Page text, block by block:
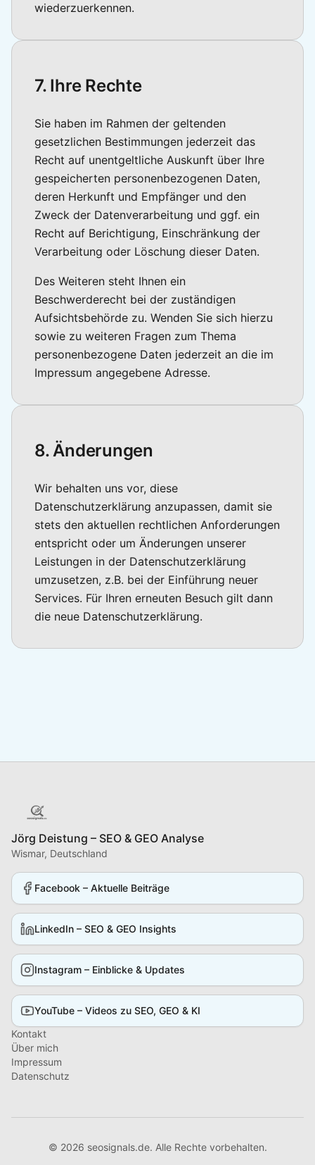
wiederzuerkennen.
7. Ihre Rechte
Sie haben im Rahmen der geltenden
gesetzlichen Bestimmungen jederzeit das
Recht auf unentgeltliche Auskunft über Ihre
gespeicherten personenbezogenen Daten,
deren Herkunft und Empfänger und den
Zweck der Datenverarbeitung und ggf. ein
Recht auf Berichtigung, Einschränkung der
Verarbeitung oder Löschung dieser Daten.
Des Weiteren steht Ihnen ein
Beschwerderecht bei der zuständigen
Aufsichtsbehörde zu. Wenden Sie sich hierzu
sowie zu weiteren Fragen zum Thema
personenbezogene Daten jederzeit an die im
Impressum angegebene Adresse.
8. Änderungen
Wir behalten uns vor, diese
Datenschutzerklärung anzupassen, damit sie
stets den aktuellen rechtlichen Anforderungen
entspricht oder um Änderungen unserer
Leistungen in der Datenschutzerklärung
umzusetzen, z.B. bei der Einführung neuer
Services. Für Ihren erneuten Besuch gilt dann
die neue Datenschutzerklärung.
Jörg Deistung – SEO & GEO Analyse
Wismar, Deutschland
Facebook – Aktuelle Beiträge
LinkedIn – SEO & GEO Insights
Instagram – Einblicke & Updates
YouTube – Videos zu SEO, GEO & KI
Kontakt
Über mich
Impressum
Datenschutz
© 2026 seosignals.de. Alle Rechte vorbehalten.